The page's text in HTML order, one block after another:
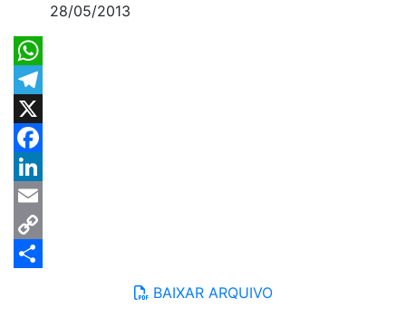
28/05/2013
WhatsApp
Telegram
X
Facebook
LinkedIn
Email
Copy
BAIXAR ARQUIVO